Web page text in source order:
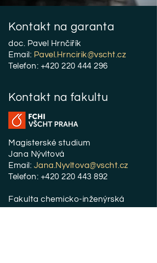
Kontakt na garanta
doc. Pavel Hrnčiřík
Email: Pavel.Hrncirik@vscht.cz
Telefon: +420 220 444 296
Kontakt na fakultu
Magisterské studium
Jana Nývltová
Email: Jana.Nyvltova@vscht.cz
Telefon: +420 220 443 892
Fakulta chemicko-inženýrská